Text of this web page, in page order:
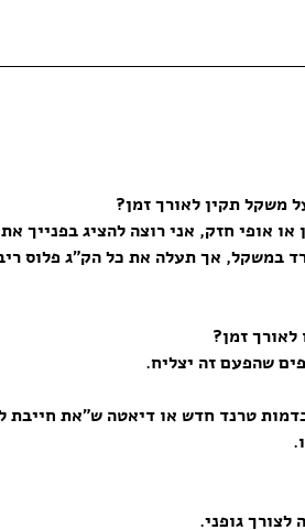
תקין לאורך זמן?
אופי חזק, אני רוצה להציג בפנייך
זמן?
שהפעם זה יצליח.
או דיאטה ש”את חייבת לנסות, גיסתי
גופני.